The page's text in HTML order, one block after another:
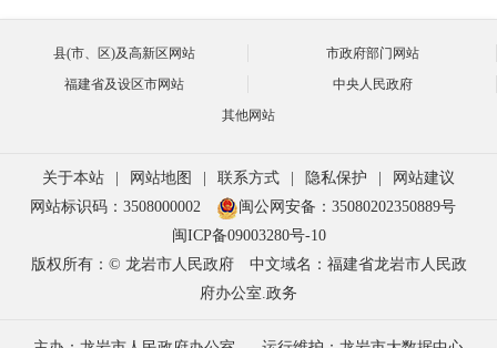
意见和建议。
主持人
林副局长，请您给广
大网友介绍一下什么
是财政票据？
县(市、区)及高新区网站
市政府部门网站
福建省及设区市网站
中央人民政府
其他网站
关于本站 网站地图 联系方式 隐私保护
网站建议
网站标识码：3508000002
闽公网安备：35080202350889号
闽ICP备09003280号-10
版权所有：© 龙岩市人民政府
中文域名：福建省龙岩市人民政
府办公室.政务